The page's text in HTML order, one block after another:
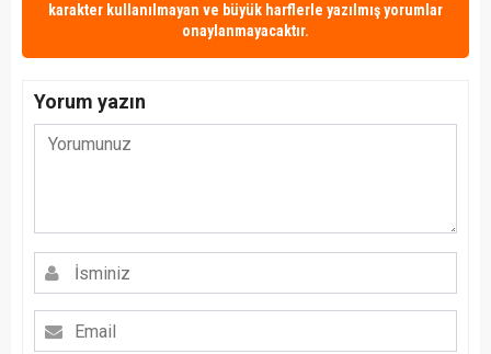
karakter kullanılmayan ve büyük harflerle yazılmış yorumlar
onaylanmayacaktır.
Yorum yazın